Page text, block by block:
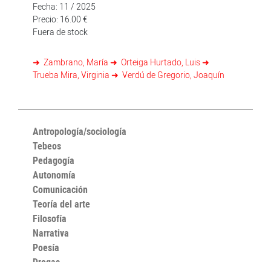
Fecha: 11 / 2025
Precio: 16.00 €
Fuera de stock
Zambrano, María
Orteiga Hurtado, Luis
Trueba Mira, Virginia
Verdú de Gregorio, Joaquín
Antropología/sociología
Tebeos
Pedagogía
Autonomía
Comunicación
Teoría del arte
Filosofía
Narrativa
Poesía